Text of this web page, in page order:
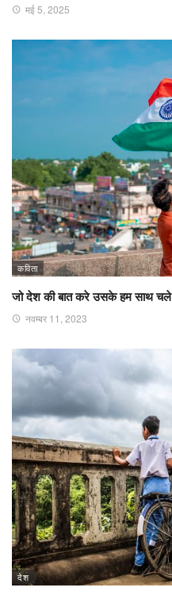
मई 5, 2025
कविता
जो देश की बात करे उसके हम साथ चले
नवम्बर 11, 2023
देश